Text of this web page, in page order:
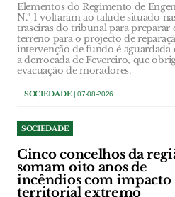
Elementos do Regimento de
N.º 1 voltaram ao talude situado
traseiras do tribunal para preparar
terreno para o projecto de
intervenção de fundo é aguardada
a derrocada de Fevereiro, que
evacuação de moradores.
SOCIEDADE| 07-08-2026
SOCIEDADE
Cinco concelhos da
somam oito anos de
incêndios com impacto
territorial extremo